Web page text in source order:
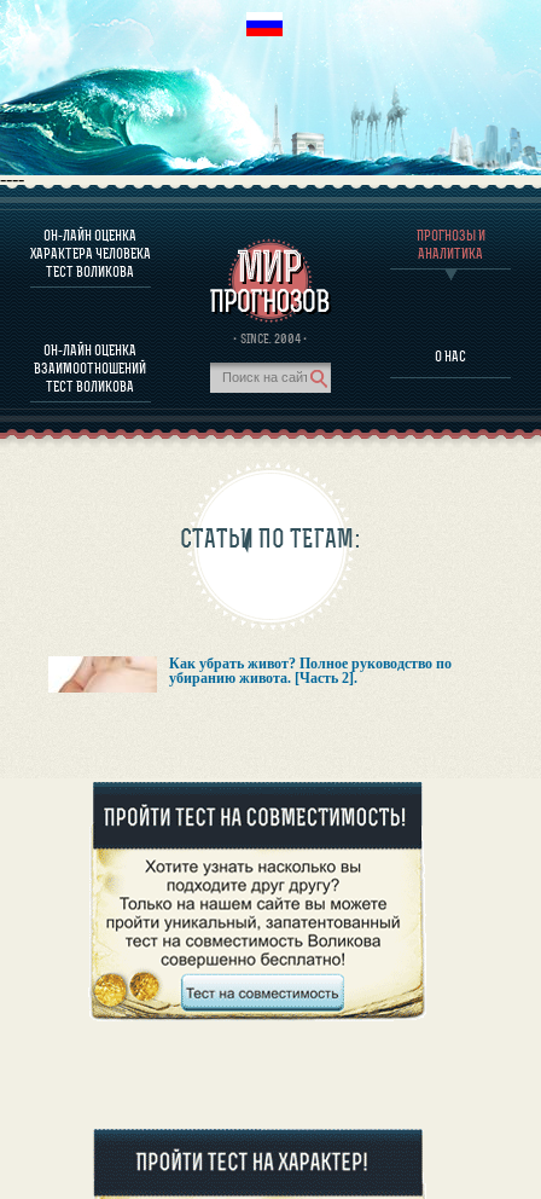
----
ОН-ЛАЙН ОЦЕНКА
ХАРАКТЕРА ЧЕЛОВЕКА
ТЕСТ ВОЛИКОВА
ОН-ЛАЙН ОЦЕНКА
ВЗАИМООТНОШЕНИЙ
ТЕСТ ВОЛИКОВА
· SINCE. 2004 ·
ПРОГНОЗЫ И
АНАЛИТИКА
О НАС
О ПРОГРАММЕ
ОЦЕНКА ХАРАКТЕРA ЧЕЛОВЕКА
ОЦЕНКА ХАРАКТЕРА ВЫДАЮЩИХСЯ ЛИЧНОСТЕЙ
О ПРОГРАММЕ
ПРОГНОЗЫ И АНАЛИТИКА
СТАТЬИ ПО ТЕГАМ:
Как убрать живот? Полное руководство по
убиранию живота. [Часть 2].